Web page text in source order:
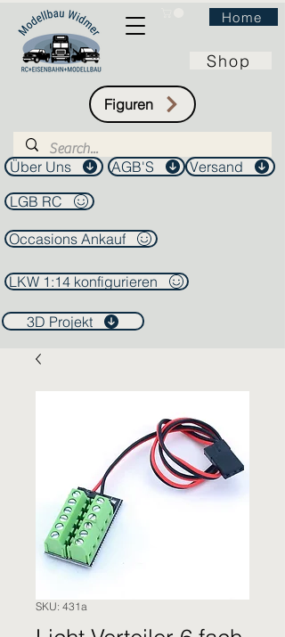
Home
Shop
Figuren
Über Uns AGB'S
Versand
LGB RC
Occasions Ankauf
LKW 1:14 konfigurieren
3D Projekt
SKU: 431a